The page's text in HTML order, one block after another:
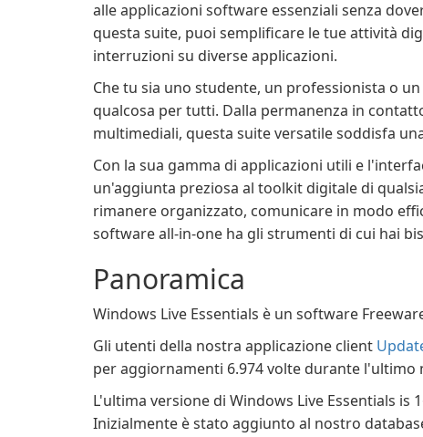
alle applicazioni software essenziali senza
questa suite, puoi semplificare le tue attività
interruzioni su diverse applicazioni.
Che tu sia uno studente, un professionista o
qualcosa per tutti. Dalla permanenza in
multimediali, questa suite versatile soddisfa
Con la sua gamma di applicazioni utili e
un'aggiunta preziosa al toolkit digitale di
rimanere organizzato, comunicare in modo
software all-in-one ha gli strumenti di cui hai
Panoramica
Windows Live Essentials è un software
Gli utenti della nostra applicazione client
per aggiornamenti 6.974 volte durante l'ultimo
L'ultima versione di Windows Live Essentials is
Inizialmente è stato aggiunto al nostro